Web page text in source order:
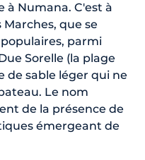
à Numana. C'est à
que se
parmi
Sorelle (la plage
de sable léger qui ne
Le nom
de la présence de
émergeant de